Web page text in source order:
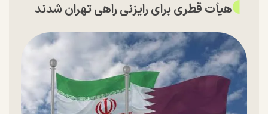
هیأت قطری برای رایزنی راهی تهران شدند